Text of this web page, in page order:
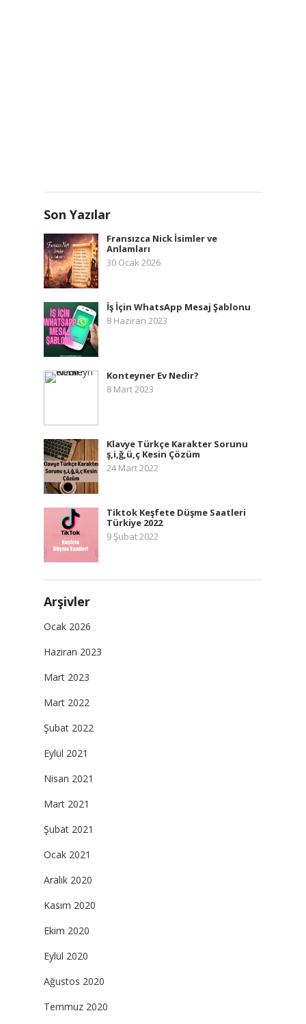
Son Yazılar
Fransızca Nick İsimler ve
Anlamları
30 Ocak 2026
İş İçin WhatsApp Mesaj Şablonu
8 Haziran 2023
Konteyner Ev Nedir?
8 Mart 2023
Klavye Türkçe Karakter Sorunu
ş,i,ğ,ü,ç Kesin Çözüm
24 Mart 2022
Tiktok Keşfete Düşme Saatleri
Türkiye 2022
9 Şubat 2022
Arşivler
Ocak 2026
Haziran 2023
Mart 2023
Mart 2022
Şubat 2022
Eylül 2021
Nisan 2021
Mart 2021
Şubat 2021
Ocak 2021
Aralık 2020
Kasım 2020
Ekim 2020
Eylül 2020
Ağustos 2020
Temmuz 2020